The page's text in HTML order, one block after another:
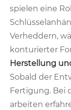
spielen eine
Verheddern,
konturierter
Herstellung
Sobald der
Fertigung. Bei
arbeiten